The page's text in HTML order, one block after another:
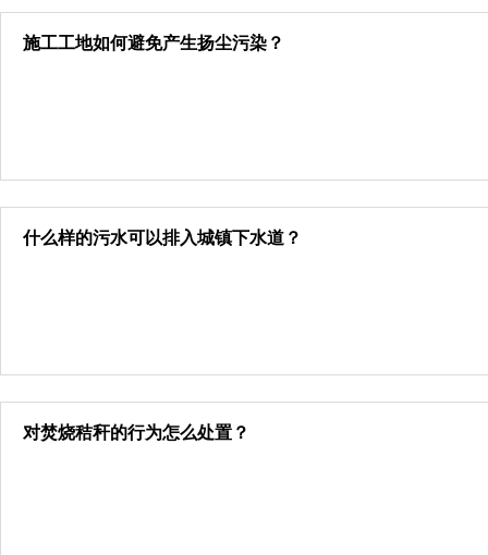
施工工地如何避免产生扬尘污染？
什么样的污水可以排入城镇下水道？
对焚烧秸秆的行为怎么处置？